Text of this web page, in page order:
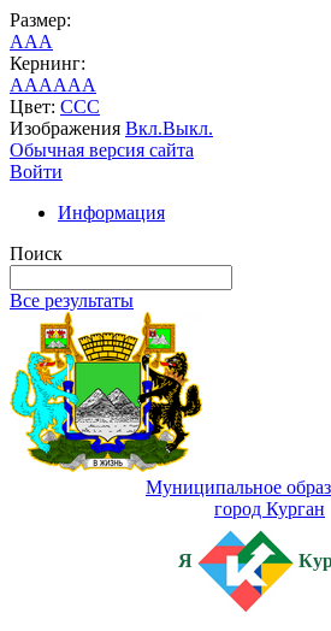
Размер:
AAA
Кернинг:
AAAAAA
Цвет: CCC
Изображения Вкл.Выкл.
Обычная версия сайта
Войти
Информация
Поиск
Все результаты
Муниципальное
город Курган
Я